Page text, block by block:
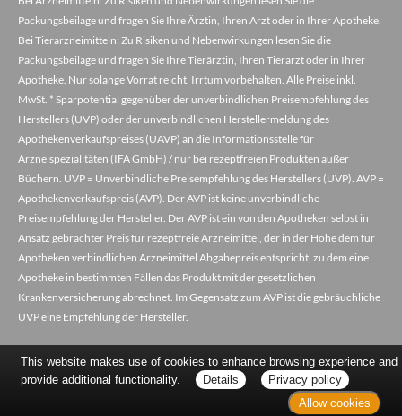
Packungsbeilage und fragen Sie Ihre Ärztin, Ihren Arzt oder in Ihrer Apotheke.
Bei Tierarzneimitteln: Zu Risiken und Nebenwirkungen lesen Sie die
Packungsbeilage und fragen Sie Ihre Tierärztin, Ihren Tierarzt oder in Ihrer
Apotheke. Nur solange Vorrat reicht. Irrtum vorbehalten. Alle Preise inkl.
MwSt. * Sparpotential gegenüber der unverbindlichen Preisempfehlung des
Herstellers (UVP) oder der unverbindlichen Herstellermeldung des
Apothekenverkaufspreises (UAVP) an die Informationsstelle für
Arzneispezialitäten (IFA GmbH) / nur bei rezeptfreien Produkten außer
Büchern. UVP = Unverbindliche Preisempfehlung des Herstellers (UVP). AVP =
Apothekenverkaufspreis (AVP). Der AVP ist keine unverbindliche
Preisempfehlung der Hersteller. Der AVP ist ein von den Apotheken selbst in
Ansatz gebrachter Preis für rezeptfreie Arzneimittel, der in der Höhe dem für
Apotheken verbindlichen Arzneimittel Abgabepreis entspricht, zu dem eine
Apotheke in bestimmten Fällen das Produkt mit der gesetzlichen
Krankenversicherung abrechnet. Im Gegensatz zum AVP ist die gebräuchliche
UVP eine Empfehlung der Hersteller.
This website makes use of cookies to enhance browsing experience and
provide additional functionality.
Details
Privacy policy
Allow cookies